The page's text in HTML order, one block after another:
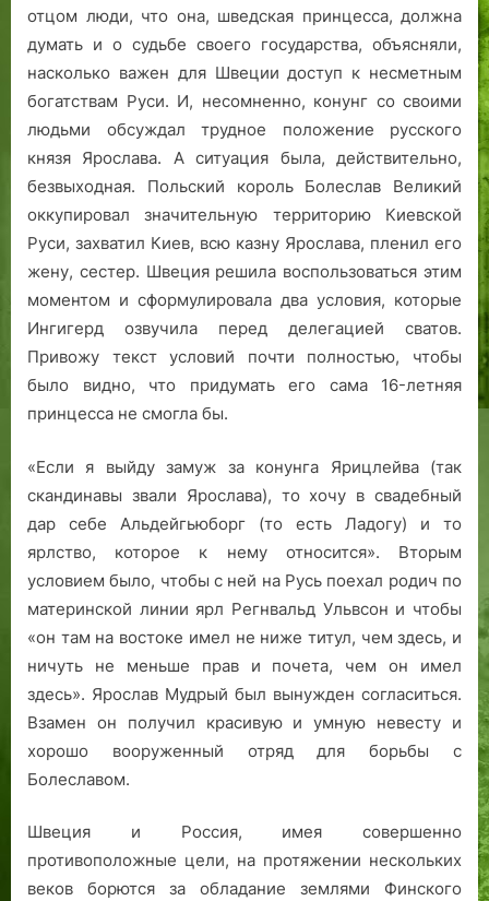
отцом люди, что она, шведская принцесса, должна
думать и о судьбе своего государства, объясняли,
насколько важен для Швеции доступ к несметным
богатствам Руси. И, несомненно, конунг со своими
людьми обсуждал трудное положение русского
князя Ярослава. А ситуация была, действительно,
безвыходная. Польский король Болеслав Великий
оккупировал значительную территорию Киевской
Руси, захватил Киев, всю казну Ярослава, пленил его
жену, сестер. Швеция решила воспользоваться этим
моментом и сформулировала два условия, которые
Ингигерд озвучила перед делегацией сватов.
Привожу текст условий почти полностью, чтобы
было видно, что придумать его сама 16-летняя
принцесса не смогла бы.
«Если я выйду замуж за конунга Ярицлейва (так
скандинавы звали Ярослава), то хочу в свадебный
дар себе Альдейгьюборг (то есть Ладогу) и то
ярлство, которое к нему относится». Вторым
условием было, чтобы с ней на Русь поехал родич по
материнской линии ярл Регнвальд Ульвсон и чтобы
«он там на востоке имел не ниже титул, чем здесь, и
ничуть не меньше прав и почета, чем он имел
здесь». Ярослав Мудрый был вынужден согласиться.
Взамен он получил красивую и умную невесту и
хорошо вооруженный отряд для борьбы с
Болеславом.
Швеция и Россия, имея совершенно
противоположные цели, на протяжении нескольких
веков борются за обладание землями Финского